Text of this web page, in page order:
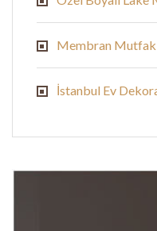
Membran Mutfak
İstanbul Ev